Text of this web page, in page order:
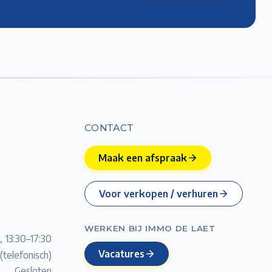
13:30–17:30
CONTACT
Maak een afspraak
Voor verkopen / verhuren
WERKEN BIJ IMMO DE LAET
Vacatures